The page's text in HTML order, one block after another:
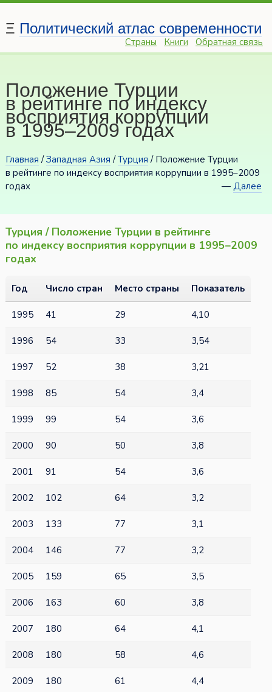
Ξ Политический атлас современности
Страны Книги Обратная связь
Положение Турции
в рейтинге по индексу
восприятия коррупции
в 1995–2009 годах
Главная /Западная Азия /Турция / Положение Турции
в рейтинге по индексу восприятия коррупции в 1995–2009
годах
—Далее
Турция / Положение Турции в рейтинге
по индексу восприятия коррупции в 1995–2009
годах
Год Число стран Место страны Показатель
1995 41 29 4,10
1996 54 33 3,54
1997 52 38 3,21
1998 85 54 3,4
1999 99 54 3,6
2000 90 50 3,8
2001 91 54 3,6
2002 102 64 3,2
2003 133 77 3,1
2004 146 77 3,2
2005 159 65 3,5
2006 163 60 3,8
2007 180 64 4,1
2008 180 58 4,6
2009 180 61 4,4